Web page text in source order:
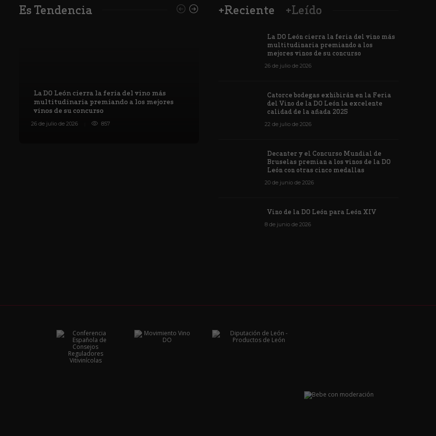
Es Tendencia
La DO León cierra la feria del vino más
multitudinaria premiando a los mejores
vinos de su concurso
26 de julio de 2026 857
Vino de la DO León para León XIV
1178
+Reciente +Leído
La DO León cierra la feria del vino más
multitudinaria premiando a los
mejores vinos de su concurso
26 de julio de 2026
Catorce bodegas exhibirán en la Feria
del Vino de la DO León la excelente
calidad de la añada 2025
22 de julio de 2026
Decanter y el Concurso Mundial de
Bruselas premian a los vinos de la DO
León con otras cinco medallas
20 de junio de 2026
Vino de la DO León para León XIV
8 de junio de 2026